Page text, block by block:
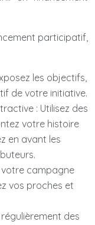
participatif,
les objectifs,
de votre initiative.
: Utilisez des
votre histoire
en avant les
votre campagne
vos proches et
des